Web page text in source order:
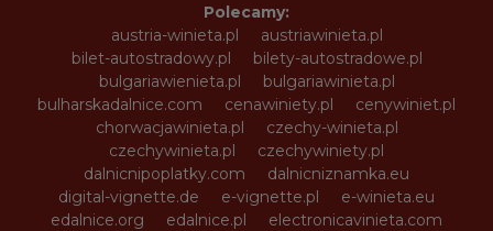
Polecamy:
austria-winieta.pl
austriawinieta.pl
bilet-autostradowy.pl
bilety-autostradowe.pl
bulgariawienieta.pl
bulgariawinieta.pl
bulharskadalnice.com
cenawiniety.pl
cenywiniet.pl
chorwacjawinieta.pl
czechy-winieta.pl
czechywinieta.pl
czechywiniety.pl
dalnicnipoplatky.com
dalnicniznamka.eu
digital-vignette.de
e-vignette.pl
e-winieta.eu
edalnice.org
edalnice.pl
electronicavinieta.com